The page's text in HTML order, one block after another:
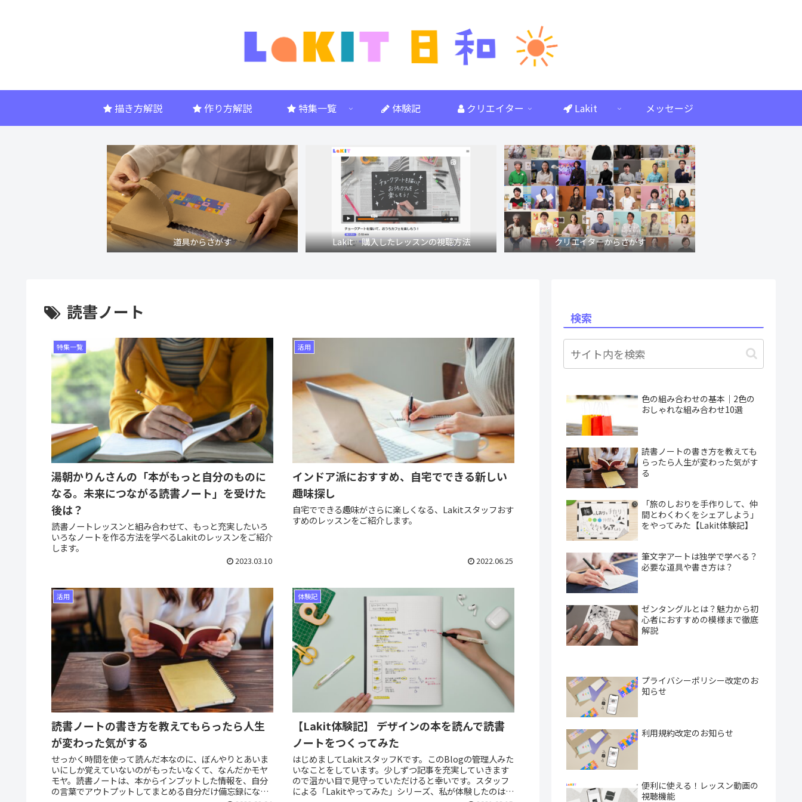
描き方解説 作り方解説 特集一覧 体験記 クリエイター Lakit メッセージ
道具からさがす Lakit 購入したレッスンの視聴方法 クリエイターからさがす
読書ノート
特集一覧
湯朝かりんさんの「本がもっと自分のものに
なる。未来につながる読書ノート」を受けた
後は？
読書ノートレッスンと組み合わせて、もっと充実したいろ
いろなノートを作る方法を学べるLakitのレッスンをご紹介
します。
2023.03.10
活用
インドア派におすすめ、自宅でできる新しい
趣味探し
自宅でできる趣味がさらに楽しくなる、Lakitスタッフおす
すめのレッスンをご紹介します。
2022.06.25
活用
読書ノートの書き方を教えてもらったら人生
が変わった気がする
せっかく時間を使って読んだ本なのに、ぼんやりとあいま
いにしか覚えていないのがもったいなくて、なんだかモヤ
モヤ。読書ノートは、本からインプットした情報を、自分
の言葉でアウトプットしてまとめる自分だけ備忘録になり
体験記
【Lakit体験記】 デザインの本を読んで読書
ノートをつくってみた
はじめましてLakitスタッフKです。このBlogの管理人みた
いなことをしています。少しずつ記事を充実していきます
ので温かい目で見守っていただけると幸いです。スタッフ
による「Lakitやってみた」シリーズ、私が体験したのはグ
検索
色の組み合わせの基本｜2色の
おしゃれな組み合わせ10選
読書ノートの書き方を教えても
らったら人生が変わった気がす
る
「旅のしおりを手作りして、仲
間とわくわくをシェアしよう」
をやってみた【Lakit体験記】
筆文字アートは独学で学べる？
必要な道具や書き方は？
ゼンタングルとは？魅力から初
心者におすすめの模様まで徹底
解説
プライバシーポリシー改定のお
知らせ
利用規約改定のお知らせ
便利に使える！レッスン動画の
視聴機能